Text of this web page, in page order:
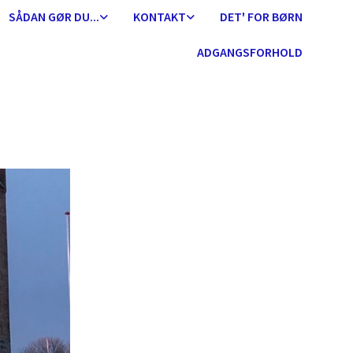
SÅDAN GØR DU... KONTAKT DET' FOR BØRN
ADGANGSFORHOLD